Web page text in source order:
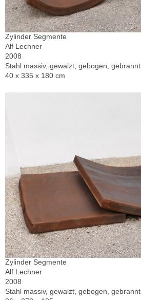
Zylinder Segmente
Alf Lechner
2008
Stahl massiv, gewalzt, gebogen, gebrannt
40 x 335 x 180 cm
Zylinder Segmente
Alf Lechner
2008
Stahl massiv, gewalzt, gebogen, gebrannt